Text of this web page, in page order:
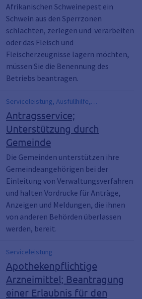
Afrikanischen Schweinepest ein
Schwein aus den Sperrzonen
schlachten, zerlegen und verarbeiten
oder das Fleisch und
Fleischerzeugnisse lagern möchten,
müssen Sie die Benennung des
Betriebs beantragen.
Serviceleistung, Ausfüllhilfe,
Entgegennahme von Anträgen, Kindergeld,
Rentenversicherung
Antragsservice;
Unterstützung durch
Gemeinde
Die Gemeinden unterstützen ihre
Gemeindeangehörigen bei der
Einleitung von Verwaltungsverfahren
und halten Vordrucke für Anträge,
Anzeigen und Meldungen, die ihnen
von anderen Behörden überlassen
werden, bereit.
Serviceleistung
Apothekenpflichtige
Arzneimittel; Beantragung
einer Erlaubnis für den